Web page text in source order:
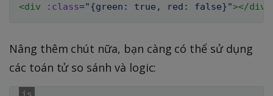
<div :class="{green: true, red: false}"></div
Nâng thêm chút nữa, bạn càng có thể sử dụng
các toán tử so sánh và logic: